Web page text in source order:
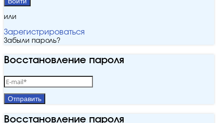
или
Зарегистрироваться
Забыли пароль?
Восстановление пароля
Отправить
Восстановление пароля